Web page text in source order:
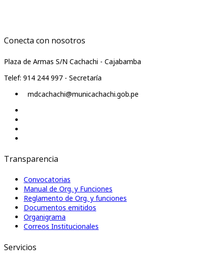
Conecta con nosotros
Plaza de Armas S/N Cachachi - Cajabamba
Telef: 914 244 997 - Secretaría
mdcachachi@municachachi.gob.pe
Transparencia
Convocatorias
Manual de Org. y Funciones
Reglamento de Org. y funciones
Documentos emitidos
Organigrama
Correos Institucionales
Servicios